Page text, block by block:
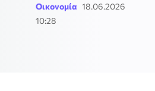
Οικονομία 18.06.2026
10:28